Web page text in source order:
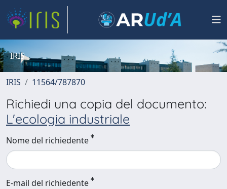
IRIS
IRIS 11564/787870
Richiedi una copia del documento:
L'ecologia industriale
Nome del richiedente
E-mail del richiedente